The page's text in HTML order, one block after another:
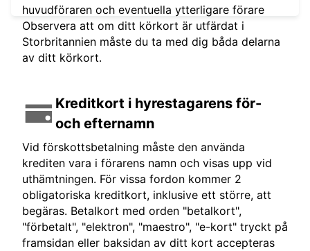
huvudföraren och eventuella ytterligare förare
Observera att om ditt körkort är utfärdat i
Storbritannien måste du ta med dig båda delarna
av ditt körkort.
Kreditkort i hyrestagarens för-
och efternamn
Vid förskottsbetalning måste den använda
krediten vara i förarens namn och visas upp vid
uthämtningen. För vissa fordon kommer 2
obligatoriska kreditkort, inklusive ett större, att
begäras. Betalkort med orden "betalkort",
"förbetalt", "elektron", "maestro", "e-kort" tryckt på
framsidan eller baksidan av ditt kort accepteras